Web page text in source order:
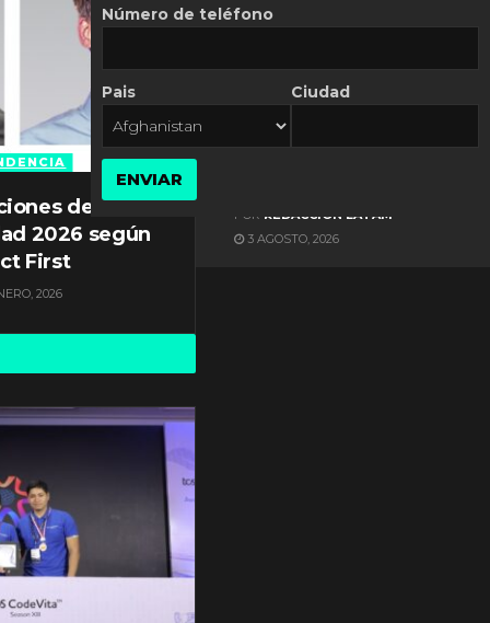
de
2026 según
First
2026
ES NOTICIA
POR REDACCIÓN LATAM
3 AGOSTO, 2026
Número de teléfono
Pais Ciudad
ENVIAR